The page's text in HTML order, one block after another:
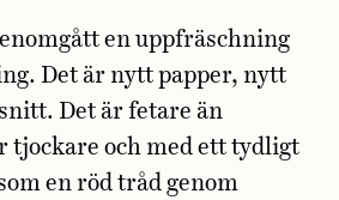
en uppfräschning
Det är nytt papper, nytt
Det är fetare än
tjockare och med ett tydligt
en röd tråd genom